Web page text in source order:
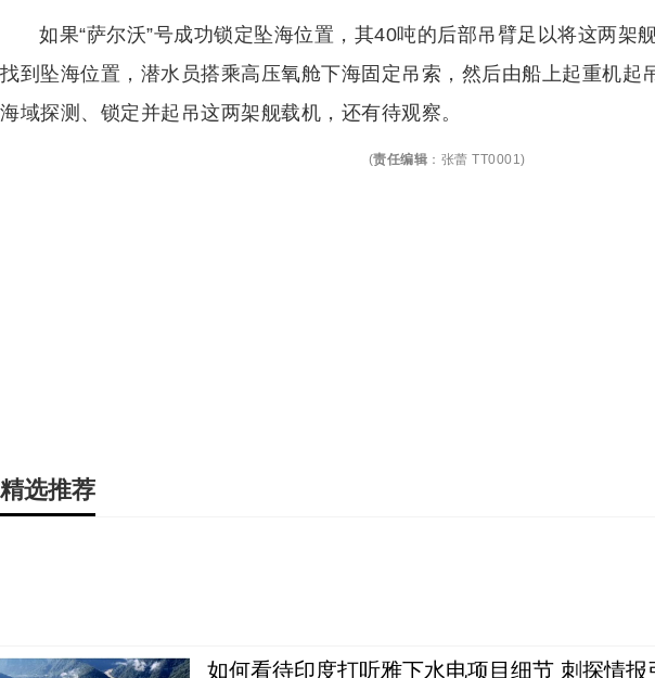
如果“萨尔沃”号成功锁定坠海位置，其40吨的后部吊臂足以将这两架
找到坠海位置，潜水员搭乘高压氧舱下海固定吊索，然后由船上起重机起
海域探测、锁定并起吊这两架舰载机，还有待观察。
(责任编辑 ： 张蕾 TT0001)
精选推荐
如何看待印度打听雅下水电项目细节 刺探情报